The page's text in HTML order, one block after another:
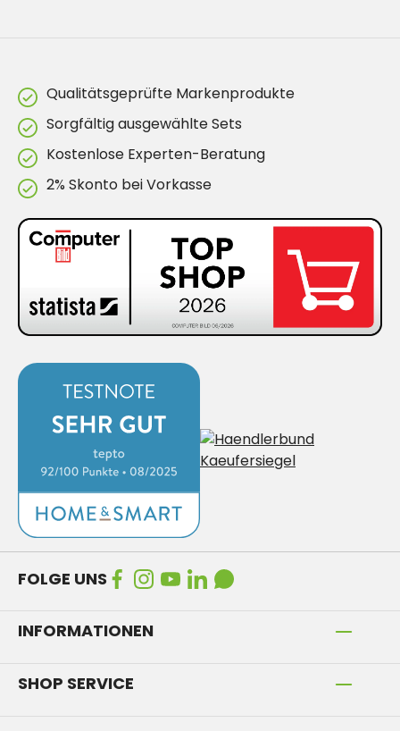
Qualitätsgeprüfte Markenprodukte
Sorgfältig ausgewählte Sets
Kostenlose Experten-Beratung
2% Skonto bei Vorkasse
FOLGE UNS
INFORMATIONEN
SHOP SERVICE